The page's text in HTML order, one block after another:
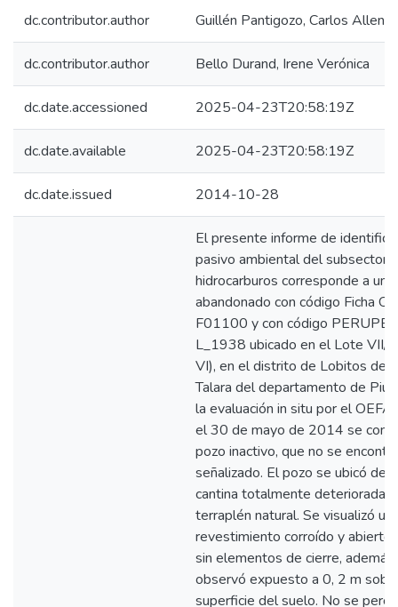
dc.contributor.author Guillén Pantigozo, Carlos Allen
dc.contributor.author Bello Durand, Irene Verónica
dc.date.accessioned 2025-04-23T20:58:19Z
dc.date.available 2025-04-23T20:58:19Z
dc.date.issued 2014-10-28
El presente informe de
pasivo ambiental del subsector
hidrocarburos corresponde a un
abandonado con código Ficha
F01100 y con código
L_1938 ubicado en el Lote VII/
VI), en el distrito de Lobitos de
Talara del departamento de
la evaluación in situ por el OEFA
el 30 de mayo de 2014 se
pozo inactivo, que no se
señalizado. El pozo se ubicó
cantina totalmente deteriorada
terraplén natural. Se visualizó un
revestimiento corroído y abierto
sin elementos de cierre,
observó expuesto a 0, 2 m
superficie del suelo. No se